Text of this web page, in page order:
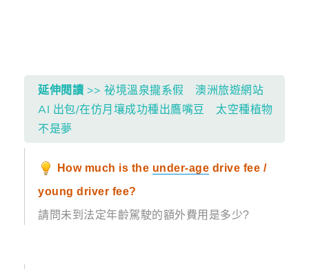
延伸閱讀 >> 祕境溫泉攏系假 澳洲旅遊網站
AI 出包/在仿月壤成功種出鷹嘴豆 太空種植物
不是夢
How much is the under-age drive fee /
young driver fee?
請問未到法定年齡駕駛的額外費用是多少?